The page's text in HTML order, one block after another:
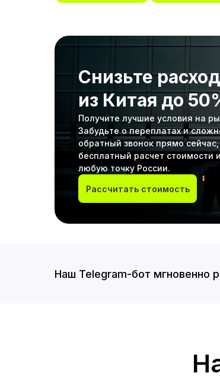
Снизьте
из Китая до
Получите лучшие условия на
Забудьте о переплатах и
обратный звонок прямо
бесплатный расчет стоимости
любую точку России.
Рассчитать стоимость
Наш Telegram-бот мгновенно